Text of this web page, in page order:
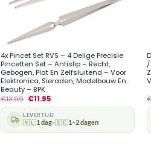
4x Pincet Set RVS – 4 Delige Precisie
Pincetten Set – Antislip – Recht,
Gebogen, Plat En Zelfsluitend – Voor
Elektronica, Sieraden, Modelbouw En
Beauty – BPK
€13.99 €11.95
LEVERTIJD
🇳🇱1 dag•🇧🇪1–2 dagen
/